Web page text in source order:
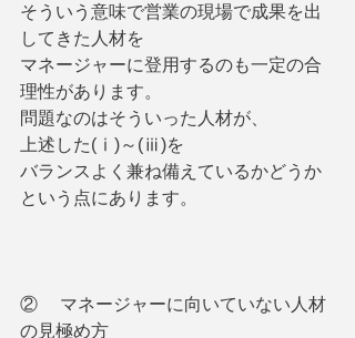
そういう意味で営業の現場で成果を出
してきた人材を
マネージャーに登用するのも一定の合
理性があります。
問題なのはそういった人材が、
上述した(ⅰ)～(ⅲ)を
バランスよく兼ね備えているかどうか
という点にあります。
②     マネージャーに向いていない人材
の見極め方